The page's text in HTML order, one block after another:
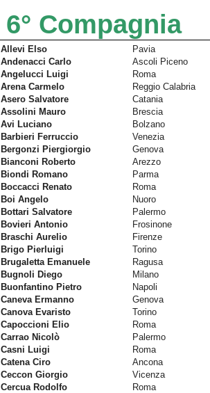
6° Compagnia
Allevi Elso
Pavia
Andenacci Carlo
Ascoli Piceno
Angelucci Luigi
Roma
Arena Carmelo
Reggio Calabria
Asero Salvatore
Catania
Assolini Mauro
Brescia
Avi Luciano
Bolzano
Barbieri Ferruccio
Venezia
Bergonzi Piergiorgio
Genova
Bianconi Roberto
Arezzo
Biondi Romano
Parma
Boccacci Renato
Roma
Boi Angelo
Nuoro
Bottari Salvatore
Palermo
Bovieri Antonio
Frosinone
Braschi Aurelio
Firenze
Brigo Pierluigi
Torino
Brugaletta Emanuele
Ragusa
Bugnoli Diego
Milano
Buonfantino Pietro
Napoli
Caneva Ermanno
Genova
Canova Evaristo
Torino
Capoccioni Elio
Roma
Carrao Nicolò
Palermo
Casni Luigi
Roma
Catena Ciro
Ancona
Ceccon Giorgio
Vicenza
Cercua Rodolfo
Roma